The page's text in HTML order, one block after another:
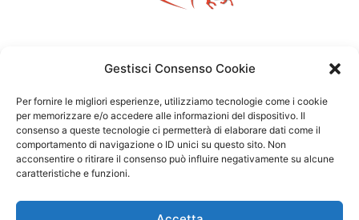
Gestisci Consenso Cookie
Per fornire le migliori esperienze, utilizziamo tecnologie come i cookie
per memorizzare e/o accedere alle informazioni del dispositivo. Il
consenso a queste tecnologie ci permetterà di elaborare dati come il
comportamento di navigazione o ID unici su questo sito. Non
acconsentire o ritirare il consenso può influire negativamente su alcune
caratteristiche e funzioni.